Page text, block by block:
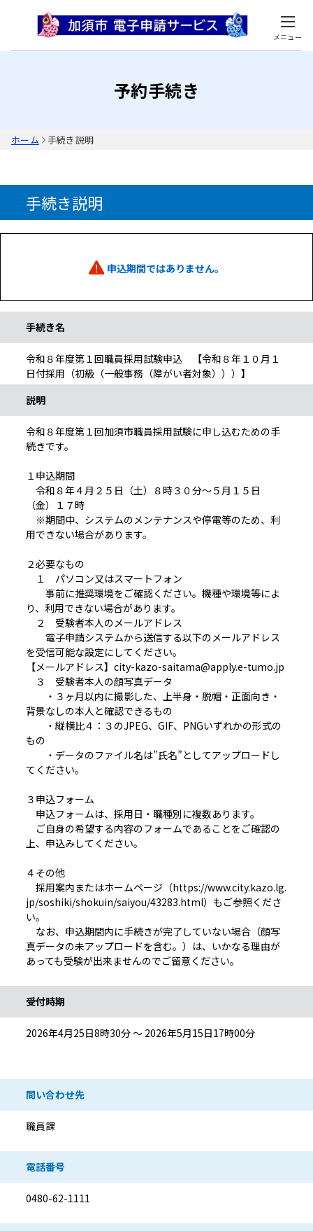
メニュー
予約手続き
ホーム 手続き説明
手続き説明
申込期間ではありません。
手続き名
令和８年度第１回職員採用試験申込 【令和８年１０月１
日付採用（初級（一般事務（障がい者対象）））】
説明
令和８年度第１回加須市職員採用試験に申し込むための手
続きです。
１申込期間
令和８年４月２５日（土）８時３０分～５月１５日
（金）１７時
※期間中、システムのメンテナンスや停電等のため、利
用できない場合があります。
２必要なもの
１ パソコン又はスマートフォン
事前に推奨環境をご確認ください。機種や環境等によ
り、利用できない場合があります。
２ 受験者本人のメールアドレス
電子申請システムから送信する以下のメールアドレス
を受信可能な設定にしてください。
【メールアドレス】city-kazo-saitama@apply.e-tumo.jp
３ 受験者本人の顔写真データ
・３ヶ月以内に撮影した、上半身・脱帽・正面向き・
背景なしの本人と確認できるもの
・縦横比４：３のJPEG、GIF、PNGいずれかの形式の
もの
・データのファイル名は”氏名”としてアップロードし
てください。
３申込フォーム
申込フォームは、採用日・職種別に複数あります。
ご自身の希望する内容のフォームであることをご確認の
上、申込みしてください。
４その他
採用案内またはホームページ（https://www.city.kazo.lg.
jp/soshiki/shokuin/saiyou/43283.html）もご参照くださ
い。
なお、申込期間内に手続きが完了していない場合（顔写
真データの未アップロードを含む。）は、いかなる理由が
あっても受験が出来ませんのでご留意ください。
受付時期
2026年4月25日8時30分 ～ 2026年5月15日17時00分
問い合わせ先
職員課
電話番号
0480-62-1111